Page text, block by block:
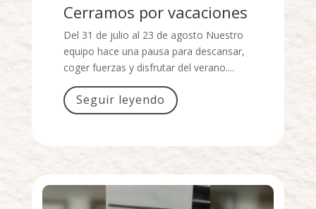
Cerramos por vacaciones
Del 31 de julio al 23 de agosto Nuestro
equipo hace una pausa para descansar,
coger fuerzas y disfrutar del verano....
Seguir leyendo